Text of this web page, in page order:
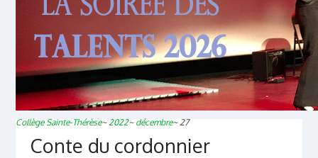
Collège Sainte-Thérèse~ 2022~ décembre~ 27
Conte du cordonnier